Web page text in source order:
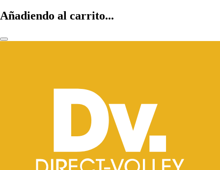
Añadiendo al carrito...